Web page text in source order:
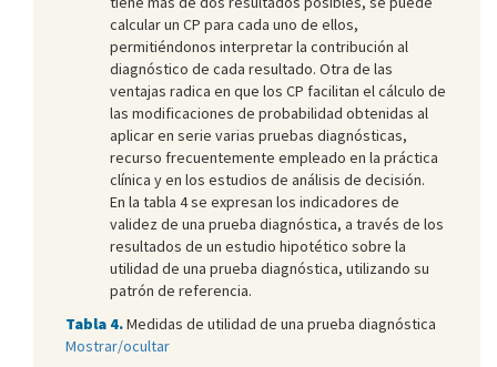
calcular un CP para cada uno de ellos,
permitiéndonos interpretar la contribución al
diagnóstico de cada resultado. Otra de las
ventajas radica en que los CP facilitan el cálculo de
las modificaciones de probabilidad obtenidas al
aplicar en serie varias pruebas diagnósticas,
recurso frecuentemente empleado en la práctica
clínica y en los estudios de análisis de decisión.
En la tabla 4 se expresan los indicadores de
validez de una prueba diagnóstica, a través de los
resultados de un estudio hipotético sobre la
utilidad de una prueba diagnóstica, utilizando su
patrón de referencia.
Tabla 4.Medidas de utilidad de una prueba diagnóstica
Mostrar/ocultar